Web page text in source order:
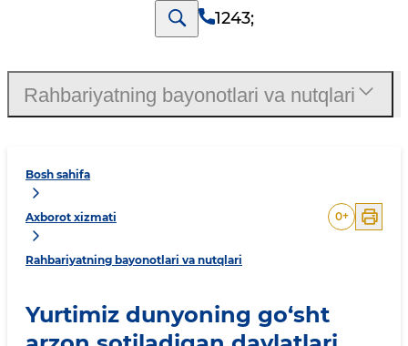
1243;
Bosh sahifa
Axborot xizmati
Rahbariyatning bayonotlari va nutqlari
0+
Yurtimiz dunyoning go‘sht
Rahbariyatning bayonotlari va nutqlari